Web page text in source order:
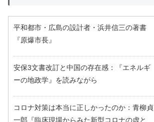
平和都市・広島の設計者・浜井信三の著書
『原爆市長』
安保3文書改訂と中国の存在感：『エネルギ
ーの地政学』を読みながら
コロナ対策は本当に正しかったのか：青柳貞
一郎『臨床現場からみた新型コロナの虚と